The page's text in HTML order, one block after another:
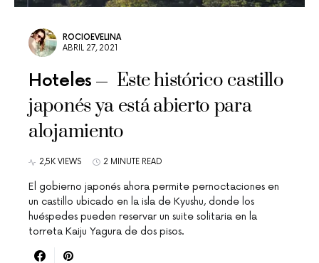
ROCIOEVELINA
ABRIL 27, 2021
Hoteles
Este histórico castillo
japonés ya está abierto para
alojamiento
2,5K VIEWS 2 MINUTE READ
El gobierno japonés ahora permite pernoctaciones en
un castillo ubicado en la isla de Kyushu, donde los
huéspedes pueden reservar un suite solitaria en la
torreta Kaiju Yagura de dos pisos.